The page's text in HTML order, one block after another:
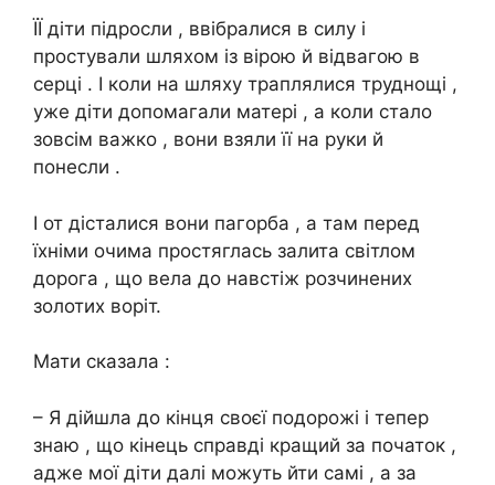
ЇЇ діти підросли , ввібралися в силу і
простували шляхом із вірою й відвагою в
сеpці . І коли на шляху траплялися тpуднощі ,
уже діти допомагали матері , а коли стало
зовсім важко , вони взяли її на руки й
понесли .
І от дісталися вони пагорба , а там перед
їхніми очима простяглась залита світлом
дорога , що вела до навстіж розчинених
золотих воріт.
Мати сказала :
– Я дійшла до кінця своєї подорожі і тепер
знаю , що кінець справді кращий за початок ,
адже мої діти далі можуть йти самі , а за